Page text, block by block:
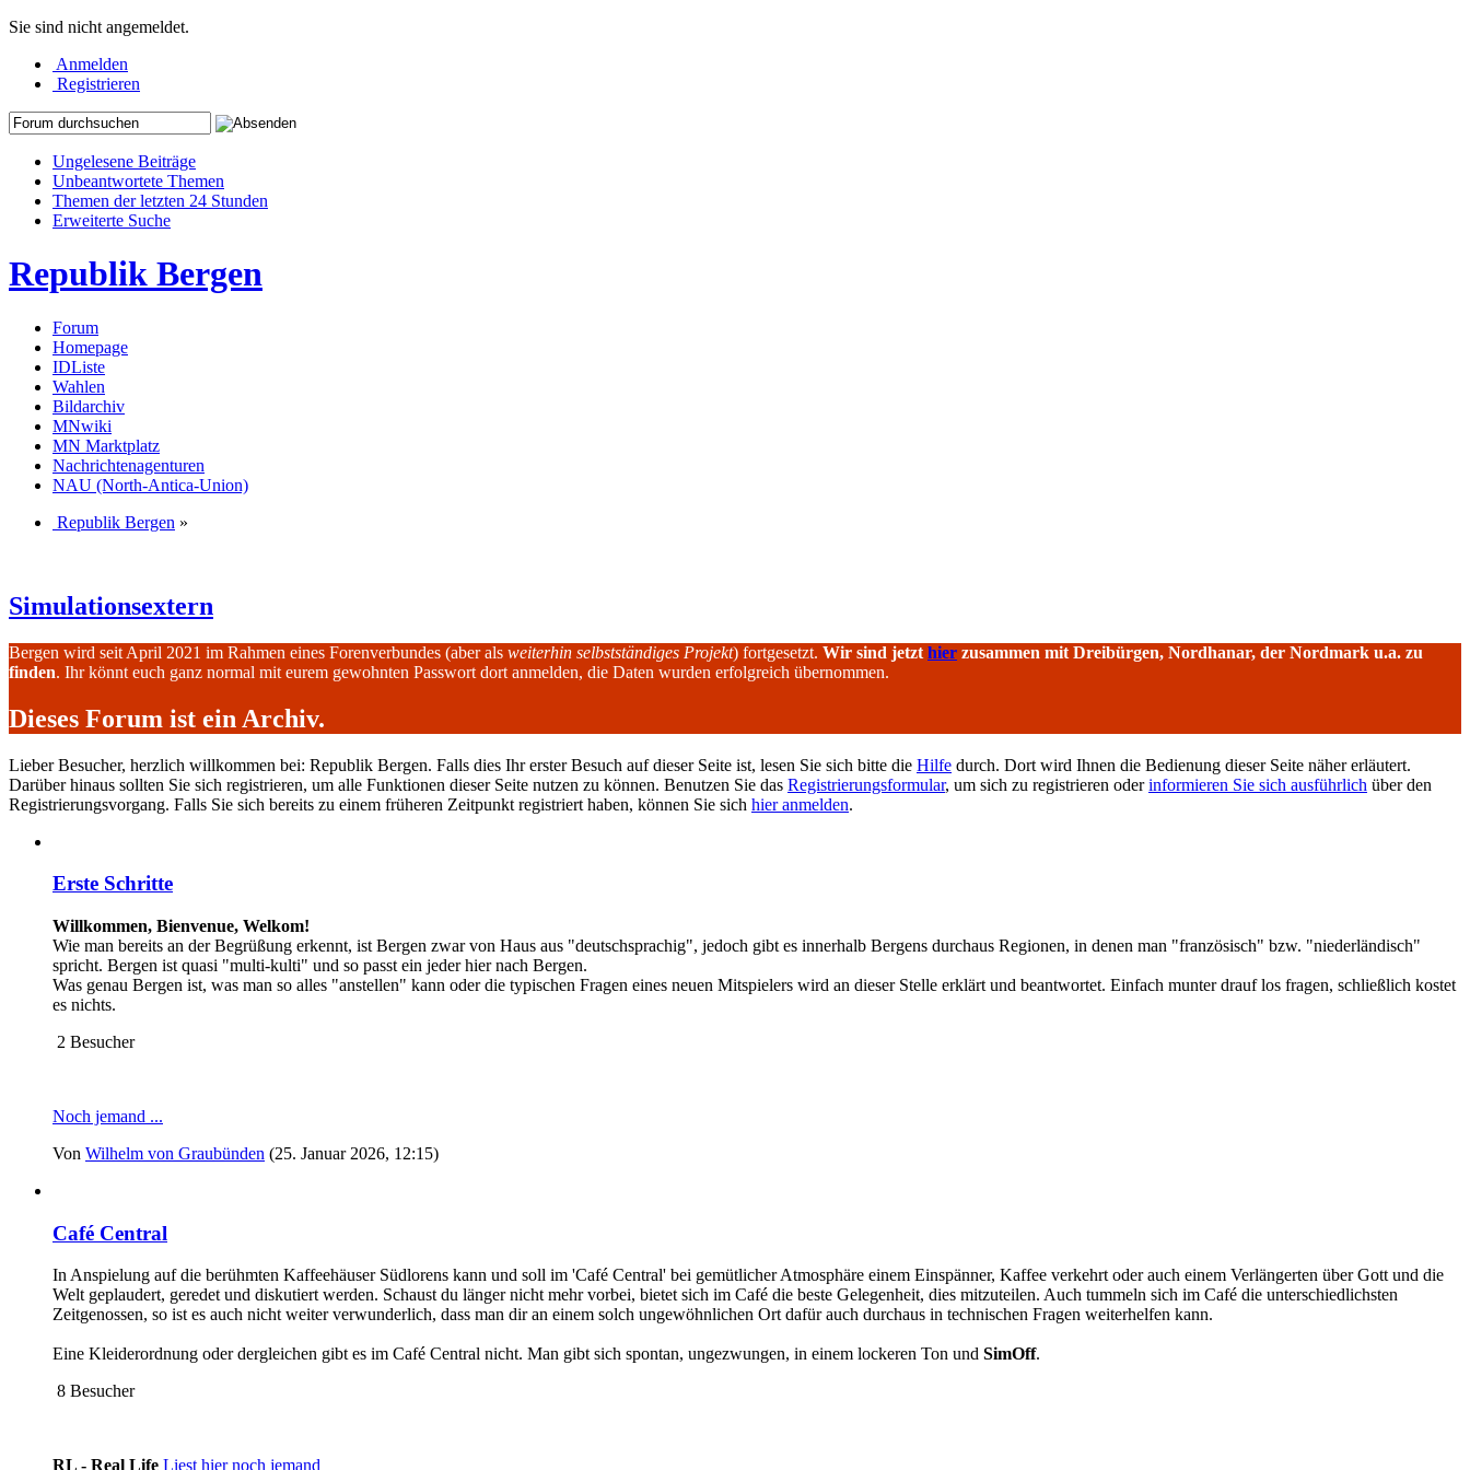
Sie sind nicht angemeldet.
Anmelden
Registrieren
Ungelesene Beiträge
Unbeantwortete Themen
Themen der letzten 24 Stunden
Erweiterte Suche
Republik Bergen
Forum
Homepage
IDListe
Wahlen
Bildarchiv
MNwiki
MN Marktplatz
Nachrichtenagenturen
NAU (North-Antica-Union)
Republik Bergen »
Simulationsextern
Bergen wird seit April 2021 im Rahmen eines Forenverbundes (aber als weiterhin selbstständiges Projekt) fortgesetzt. Wir sind jetzt hier zusammen mit Dreibürgen, Nordhanar, der Nordmark u.a. zu
finden. Ihr könnt euch ganz normal mit eurem gewohnten Passwort dort anmelden, die Daten wurden erfolgreich übernommen.
Dieses Forum ist ein Archiv.
Lieber Besucher, herzlich willkommen bei: Republik Bergen. Falls dies Ihr erster Besuch auf dieser Seite ist, lesen Sie sich bitte die Hilfe durch. Dort wird Ihnen die Bedienung dieser Seite näher erläutert.
Darüber hinaus sollten Sie sich registrieren, um alle Funktionen dieser Seite nutzen zu können. Benutzen Sie das Registrierungsformular, um sich zu registrieren oderinformieren Sie sich ausführlich über den
Registrierungsvorgang. Falls Sie sich bereits zu einem früheren Zeitpunkt registriert haben, können Sie sich hier anmelden.
Erste Schritte
Willkommen, Bienvenue, Welkom!
Wie man bereits an der Begrüßung erkennt, ist Bergen zwar von Haus aus "deutschsprachig", jedoch gibt es innerhalb Bergens durchaus Regionen, in denen man "französisch" bzw. "niederländisch"
spricht. Bergen ist quasi "multi-kulti" und so passt ein jeder hier nach Bergen.
Was genau Bergen ist, was man so alles "anstellen" kann oder die typischen Fragen eines neuen Mitspielers wird an dieser Stelle erklärt und beantwortet. Einfach munter drauf los fragen, schließlich kostet
es nichts.
2 Besucher
Noch jemand ...
Von Wilhelm von Graubünden (25. Januar 2026, 12:15)
Café Central
In Anspielung auf die berühmten Kaffeehäuser Südlorens kann und soll im 'Café Central' bei gemütlicher Atmosphäre einem Einspänner, Kaffee verkehrt oder auch einem Verlängerten über Gott und die
Welt geplaudert, geredet und diskutiert werden. Schaust du länger nicht mehr vorbei, bietet sich im Café die beste Gelegenheit, dies mitzuteilen. Auch tummeln sich im Café die unterschiedlichsten
Zeitgenossen, so ist es auch nicht weiter verwunderlich, dass man dir an einem solch ungewöhnlichen Ort dafür auch durchaus in technischen Fragen weiterhelfen kann.
Eine Kleiderordnung oder dergleichen gibt es im Café Central nicht. Man gibt sich spontan, ungezwungen, in einem lockeren Ton und SimOff.
8 Besucher
RL - Real Life Liest hier noch jemand